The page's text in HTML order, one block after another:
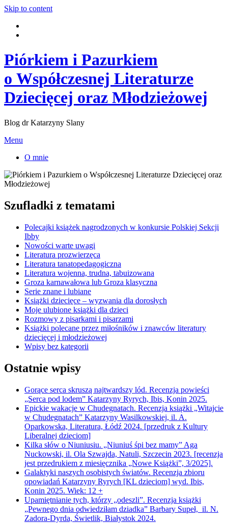
Skip to content
Piórkiem i Pazurkiem
o Współczesnej Literaturze
Dziecięcej oraz Młodzieżowej
Blog dr Katarzyny Slany
Menu
O mnie
Szufladki z tematami
Polecajki książek nagrodzonych w konkursie Polskiej Sekcji
Ibby
Nowości warte uwagi
Literatura prozwierzęca
Literatura tanatopedagogiczna
Literatura wojenna, trudna, tabuizowana
Groza karnawałowa lub Groza klasyczna
Serie znane i lubiane
Książki dziecięce – wyzwania dla dorosłych
Moje ulubione książki dla dzieci
Rozmowy z pisarkami i pisarzami
Książki polecane przez miłośników i znawców literatury
dziecięcej i młodzieżowej
Wpisy bez kategorii
Ostatnie wpisy
Gorące serca skruszą najtwardszy lód. Recenzja powieści
„Serca pod lodem” Katarzyny Ryrych, Ibis, Konin 2025.
Epickie wakacje w Chudegnatach. Recenzja książki „Witajcie
w Chudegnatach” Katarzyny Wasilkowskiej, il. A.
Oparkowska, Literatura, Łódź 2024. [przedruk z Kultury
Liberalnej dzieciom]
Kilka słów o Niuniusiu. „Niuniuś śpi bez mamy” Aga
Nuckowski, il. Ola Szwajda, Natuli, Szczecin 2023. [recenzja
jest przedrukiem z miesięcznika „Nowe Książki”, 3/2025].
Galaktyki naszych osobistych światów. Recenzja zbioru
opowiadań Katarzyny Ryrych [KL dzieciom] wyd. Ibis,
Konin 2025. Wiek: 12 +
Upamiętnianie tych, którzy „odeszli”. Recenzja książki
„Pewnego dnia odwiedziłam dziadka” Barbary Supeł, il. N.
Zadora-Dyrda, Świetlik, Białystok 2024.